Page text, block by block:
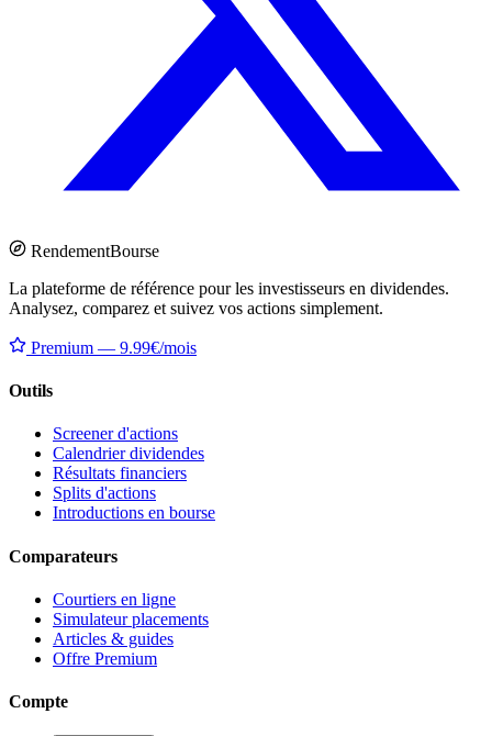
RendementBourse
La plateforme de référence pour les investisseurs en dividendes.
Analysez, comparez et suivez vos actions simplement.
Premium — 9.99€/mois
Outils
Screener d'actions
Calendrier dividendes
Résultats financiers
Splits d'actions
Introductions en bourse
Comparateurs
Courtiers en ligne
Simulateur placements
Articles & guides
Offre Premium
Compte